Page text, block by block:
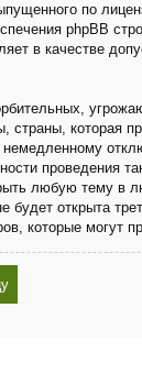
по
phpBB
в качестве
страны, которая
проведения
любую тему
будет открыта
которые могут